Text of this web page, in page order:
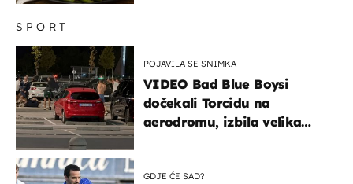
SPORT
POJAVILA SE SNIMKA
VIDEO Bad Blue Boysi
dočekali Torcidu na
aerodromu, izbila velika
GDJE ĆE SAD?